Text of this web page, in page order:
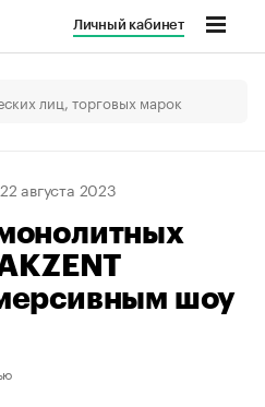
Личный кабинет
22 августа 2023
шоу